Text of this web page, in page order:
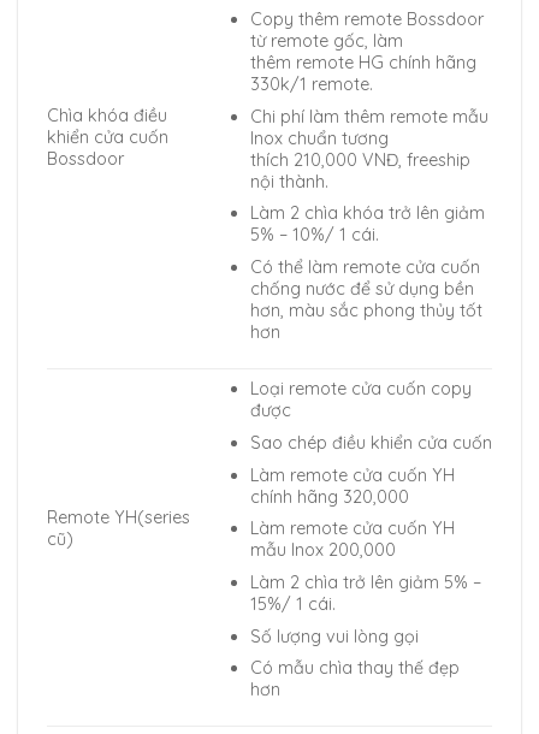
Chìa khóa điều
khiển cửa cuốn
Bossdoor
Copy thêm remote Bossdoor
từ remote gốc, làm
thêm remote HG chính hãng
330k/1 remote.
Chi phí làm thêm remote mẫu
Inox chuẩn tương
thích 210,000 VNĐ, freeship
nội thành.
Làm 2 chìa khóa trở lên giảm
5% – 10%/ 1 cái.
Có thể làm remote cửa cuốn
chống nước để sử dụng bền
hơn, màu sắc phong thủy tốt
hơn
Remote YH(series
cũ)
Loại remote cửa cuốn copy
được
Sao chép điều khiển cửa cuốn
Làm remote cửa cuốn YH
chính hãng 320,000
Làm remote cửa cuốn YH
mẫu Inox 200,000
Làm 2 chìa trở lên giảm 5% –
15%/ 1 cái.
Số lượng vui lòng gọi
Có mẫu chìa thay thế đẹp
hơn